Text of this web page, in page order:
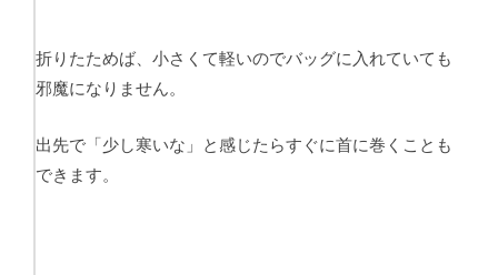
折りたためば、小さくて軽いのでバッグに入れていても
邪魔になりません。
出先で「少し寒いな」と感じたらすぐに首に巻くことも
できます。